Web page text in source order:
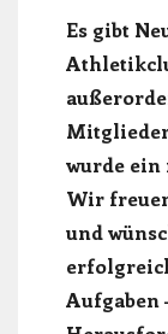
Es gibt
wurde ein
Wir
und
Aufgaben